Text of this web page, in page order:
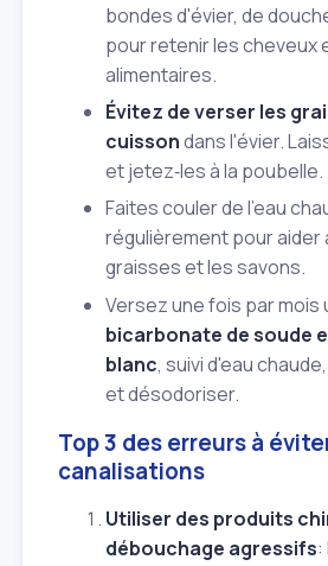
bondes d'évier, de
pour retenir les cheveux
alimentaires.
Évitez de verser les
cuissondans l'évier.
et jetez‑les à la poubelle.
Faites couler de l'eau
régulièrement pour aider
graisses et les savons.
Versez une fois par mois
bicarbonate de soude
blanc, suivi d'eau
et désodoriser.
Top 3 des erreurs à
canalisations
Utiliser des produits
débouchage agressifs: